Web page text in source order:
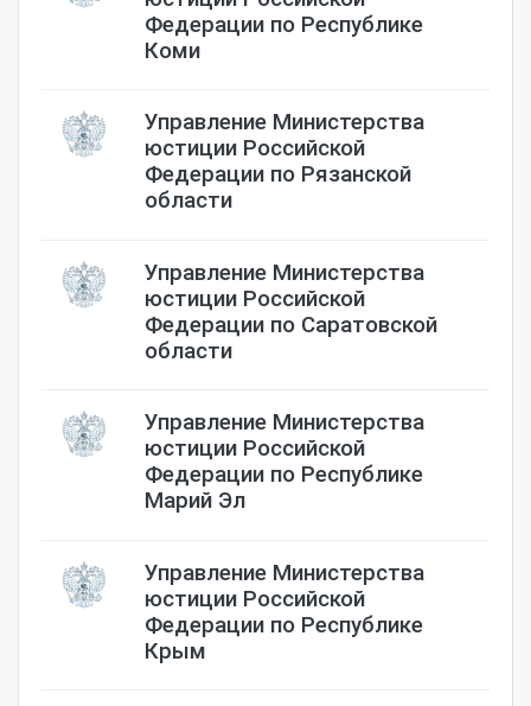
Федерации по Республике
Коми
Управление Министерства
юстиции Российской
Федерации по Рязанской
области
Управление Министерства
юстиции Российской
Федерации по Саратовской
области
Управление Министерства
юстиции Российской
Федерации по Республике
Марий Эл
Управление Министерства
юстиции Российской
Федерации по Республике
Крым